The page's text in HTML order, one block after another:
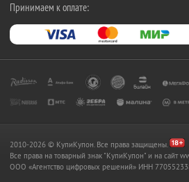
Принимаем к оплате:
2010-2026 © КупиКупон. Все права защищены.
Все права на товарный знак "КупиКупон" и на сайт
OOO «Агентство цифровых решений» ИНН